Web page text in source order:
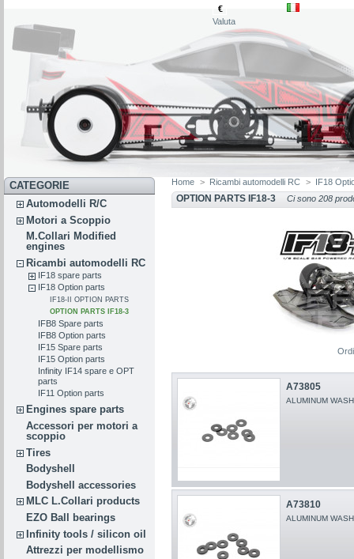
€
Valuta
CATEGORIE
Automodelli R/C
Motori a Scoppio
M.Collari Modified
engines
Ricambi automodelli RC
IF18 spare parts
IF18 Option parts
IF18-II OPTION PARTS
OPTION PARTS IF18-3
IFB8 Spare parts
IFB8 Option parts
IF15 Spare parts
IF15 Option parts
Infinity IF14 spare e OPT
parts
IF11 Option parts
Engines spare parts
Accessori per motori a
scoppio
Tires
Bodyshell
Bodyshell accessories
MLC L.Collari products
EZO Ball bearings
Infinity tools / silicon oil
Attrezzi per modellismo
Home > Ricambi automodelli RC > IF18
OPTION PARTS IF18-3 Ci sono 208
A73805
ALUMINUM
A73810
ALUMINUM